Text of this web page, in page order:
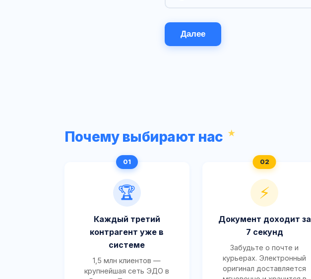
Далее
Почему выбирают нас
🏆
Каждый третий
контрагент уже в
системе
1,5 млн клиентов —
крупнейшая сеть ЭДО в
⚡
Документ доходит за
7 секунд
Забудьте о почте и
курьерах. Электронный
оригинал доставляется